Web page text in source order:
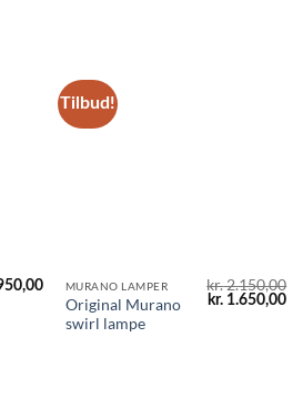
Tilbud!
MURANO LAMPER
Original Murano
swirl lampe
kr.2.150,00
Den
oprindelige
kr. 1.650,00